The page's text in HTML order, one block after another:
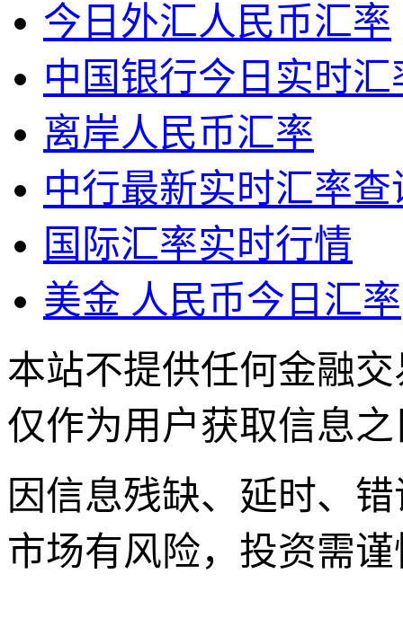
今日外汇人民币汇率
中国银行今日实时汇
离岸人民币汇率
中行最新实时汇率查
国际汇率实时行情
美金 人民币今日汇率
本站不提供任何金融
仅作为用户获取信息
因信息残缺、延时、
市场有风险，投资需